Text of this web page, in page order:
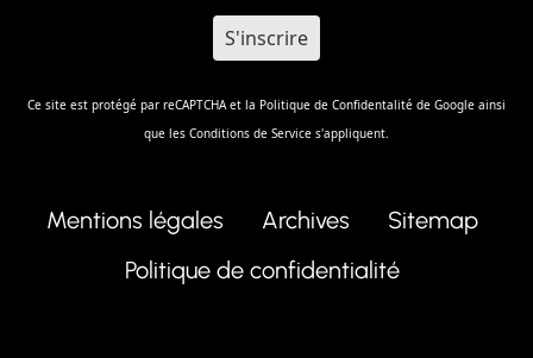
Ce site est protégé par reCAPTCHA et la Politique de Confidentalité de Google ainsi
que les Conditions de Service s'appliquent.
Mentions légales Archives
Sitemap
Politique de confidentialité